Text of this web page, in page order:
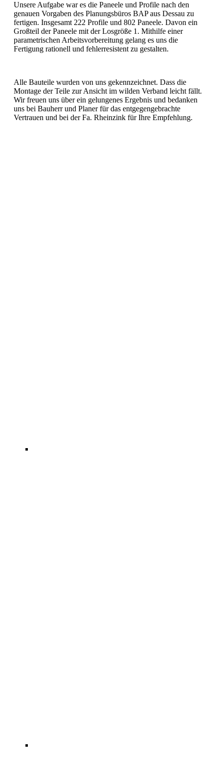
Unsere Aufgabe war es die Paneele und Profile nach den
genauen Vorgaben des Planungsbüros BAP aus Dessau zu
fertigen. Insgesamt 222 Profile und 802 Paneele. Davon ein
Großteil der Paneele mit der Losgröße 1. Mithilfe einer
parametrischen Arbeitsvorbereitung gelang es uns die
Fertigung rationell und fehlerresistent zu gestalten.
Alle Bauteile wurden von uns gekennzeichnet. Dass die
Montage der Teile zur Ansicht im wilden Verband leicht fällt.
Wir freuen uns über ein gelungenes Ergebnis und bedanken
uns bei Bauherr und Planer für das entgegengebrachte
Vertrauen und bei der Fa. Rheinzink für Ihre Empfehlung.